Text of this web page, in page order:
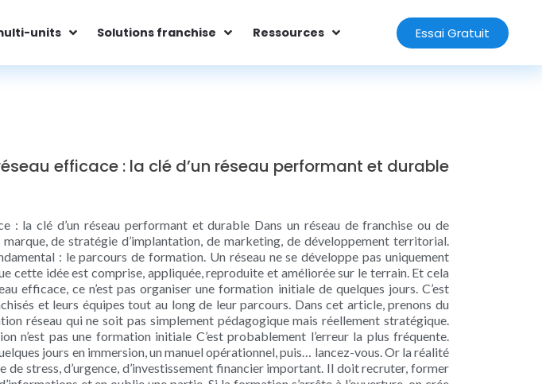
units Solutions franchise Ressources Essai Gratuit
efficace : la clé d’un réseau performant et durable
: la clé d’un réseau performant et durable Dans un réseau de franchise ou de
de stratégie d’implantation, de marketing, de développement territorial.
: le parcours de formation. Un réseau ne se développe pas uniquement
cette idée est comprise, appliquée, reproduite et améliorée sur le terrain. Et cela
efficace, ce n’est pas organiser une formation initiale de quelques jours. C’est
et leurs équipes tout au long de leur parcours. Dans cet article, prenons du
réseau qui ne soit pas simplement pédagogique mais réellement stratégique.
pas une formation initiale C’est probablement l’erreur la plus fréquente.
jours en immersion, un manuel opérationnel, puis… lancez-vous. Or la réalité
stress, d’urgence, d’investissement financier important. Il doit recruter, former